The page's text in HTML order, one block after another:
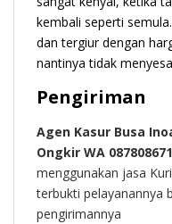
kembali seperti
dan tergiur dengan
nantinya tidak
Pengiriman
Agen Kasur Busa
Ongkir WA
menggunakan jasa
terbukti pelayanannya
pengirimannya